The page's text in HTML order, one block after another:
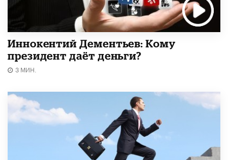
Иннокентий Дементьев: Кому
президент даёт деньги?
3 МИН.